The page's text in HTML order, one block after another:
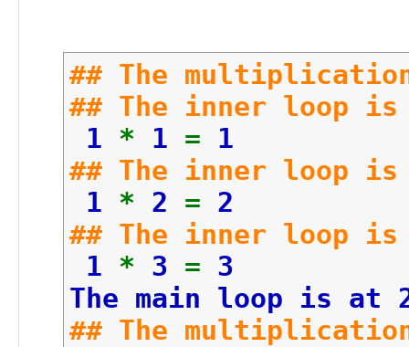
## The
## The inner loop
1 * 1 = 1
## The inner loop
1 * 2 = 2
## The inner loop
1 * 3 = 3
The main loop is at
## The